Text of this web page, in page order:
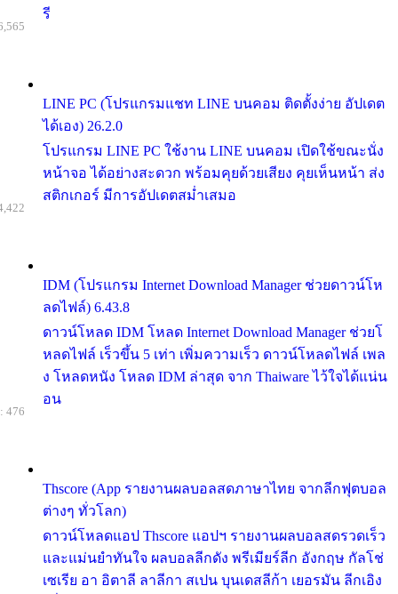
รี
LINE PC (โปรแกรมแชท LINE บนคอม ติดตั้งง่าย อัปเดต
ได้เอง) 26.2.0
โปรแกรม LINE PC ใช้งาน LINE บนคอม เปิดใช้ขณะนั่ง
หน้าจอ ได้อย่างสะดวก พร้อมคุยด้วยเสียง คุยเห็นหน้า ส่ง
สติกเกอร์ มีการอัปเดตสม่ำเสมอ
IDM (โปรแกรม Internet Download Manager ช่วยดาวน์โห
ลดไฟล์) 6.43.8
ดาวน์โหลด IDM โหลด Internet Download Manager ช่วยโ
หลดไฟล์ เร็วขึ้น 5 เท่า เพิ่มความเร็ว ดาวน์โหลดไฟล์ เพล
ง โหลดหนัง โหลด IDM ล่าสุด จาก Thaiware ไว้ใจได้แน่น
อน
Thscore (App รายงานผลบอลสดภาษาไทย จากลีกฟุตบอล
ต่างๆ ทั่วโลก)
ดาวน์โหลดแอป Thscore แอปฯ รายงานผลบอลสดรวดเร็ว
และแม่นยำทันใจ ผลบอลลีกดัง พรีเมียร์ลีก อังกฤษ กัลโช่
เซเรีย อา อิตาลี ลาลีกา สเปน บุนเดสลีก้า เยอรมัน ลีกเอิง
476